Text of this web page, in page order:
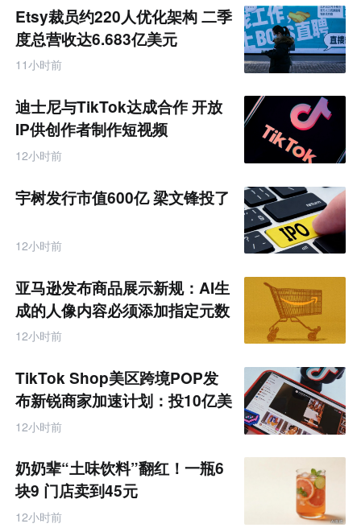
Etsy裁员约220人优化架构 二季
度总营收达6.683亿美元
11小时前
迪士尼与TikTok达成合作 开放
IP供创作者制作短视频
12小时前
宇树发行市值600亿 梁文锋投了
12小时前
亚马逊发布商品展示新规：AI生
成的人像内容必须添加指定元数
据
12小时前
TikTok Shop美区跨境POP发
布新锐商家加速计划：投10亿美
金资源帮扶四类商家
12小时前
奶奶辈“土味饮料”翻红！一瓶6
块9 门店卖到45元
12小时前